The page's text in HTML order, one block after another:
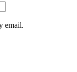
email.